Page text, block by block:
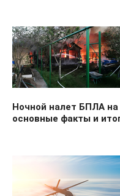
Ночной налет БПЛА
основные факты и